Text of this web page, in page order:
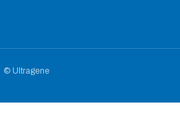
© Ultragene